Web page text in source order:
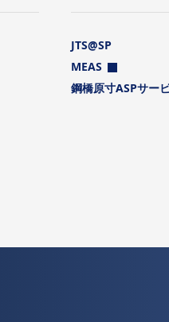
JTS@SP
MEAS
鋼橋原寸ASPサー